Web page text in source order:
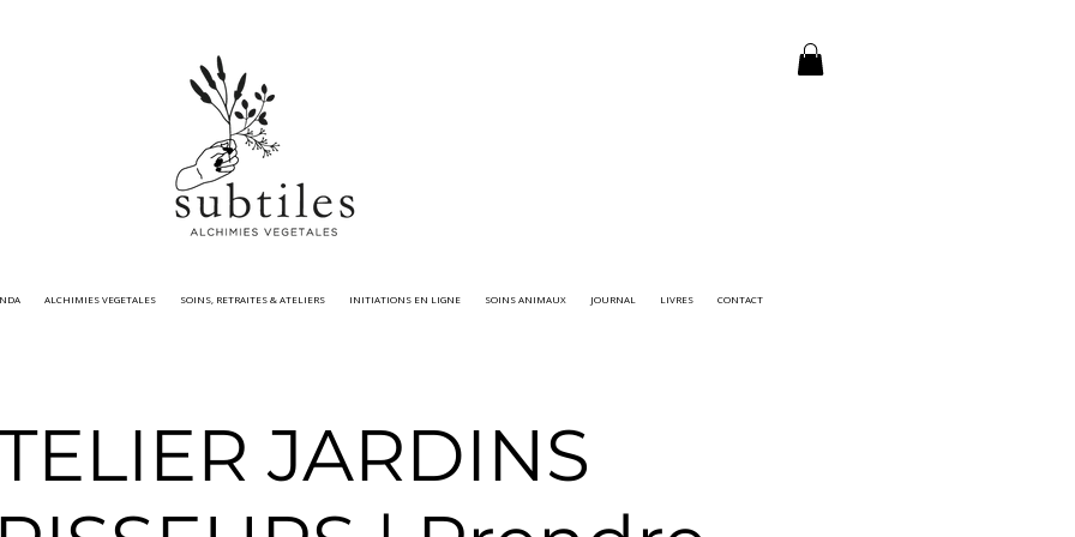
ALCHIMIES VEGETALES SOINS, RETRAITES & ATELIERS INITIATIONS EN LIGNE SOINS ANIMAUX JOURNAL LIVRES CONTACT
JARDINS